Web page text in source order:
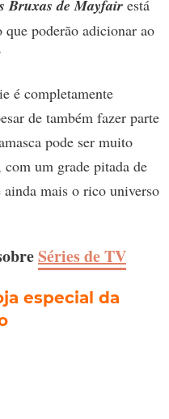
Bruxas de Mayfair está
que poderão adicionar ao
é completamente
de também fazer parte
pode ser muito
um grade pitada de
mais o rico universo
Séries de TV
especial da